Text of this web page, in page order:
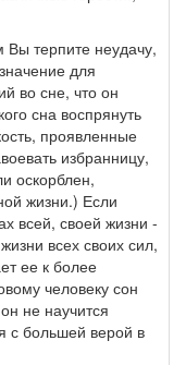
терпите неудачу,
для
во сне, что он
сна воспрянуть
проявленные
избранницу,
оскорблен,
жизни.) Если
всей, своей жизни -
всех своих сил,
ее к более
человеку сон
не научится
с большей верой в